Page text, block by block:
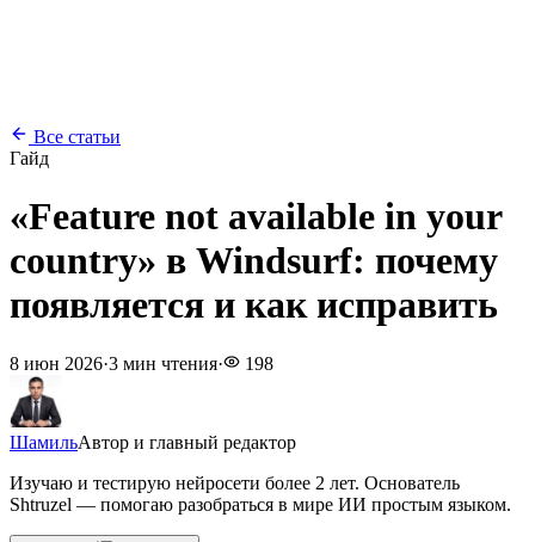
Все статьи
Гайд
«Feature not available in your
country» в Windsurf: почему
появляется и как исправить
8 июн 2026·3 мин чтения· 198
ШамильАвтор и главный редактор
Изучаю и тестирую нейросети более 2 лет. Основатель
Shtruzel — помогаю разобраться в мире ИИ простым языком.